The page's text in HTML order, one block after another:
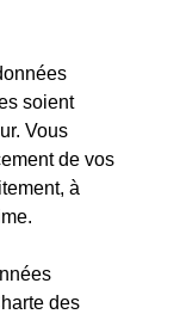
soient
Vous
de vos
à
des